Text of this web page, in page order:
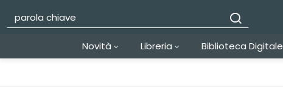
Novità Libreria Biblioteca Digitale